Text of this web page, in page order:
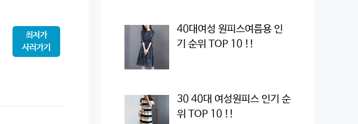
최저가
사러가기
40대여성 원피스여름용 인
기 순위 TOP 10 !!
30 40대 여성원피스 인기 순
위 TOP 10 !!